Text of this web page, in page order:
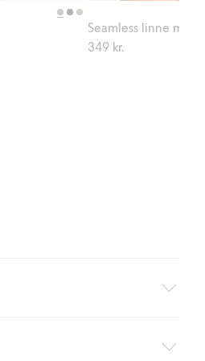
Seamless linne med
349 kr.
per automatik efter du